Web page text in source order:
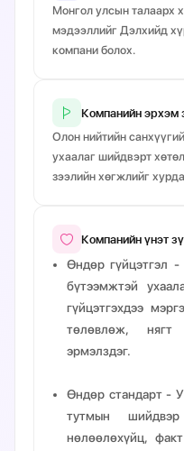
Монгол улсын талаарх
мэдээллийг Дэлхийд
компани болох.
Компанийн эрхэм
Олон нийтийн
ухаалаг шийдвэрт
зээлийн хөгжлийг
Компанийн үнэт
Өндөр гүйцэтгэл -
бүтээмжтэй
гүйцэтгэхдээ
төлөвлөж,
эрмэлздэг.
Өндөр стандарт-
тутмын
нөлөөлөхүйц,